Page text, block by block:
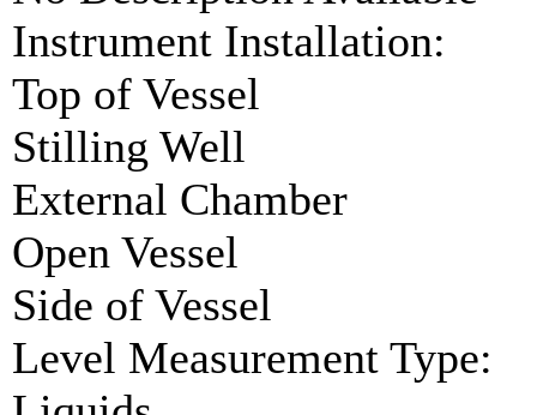
Instrument Installation:
Top of Vessel
Stilling Well
External Chamber
Open Vessel
Side of Vessel
Level Measurement Type: